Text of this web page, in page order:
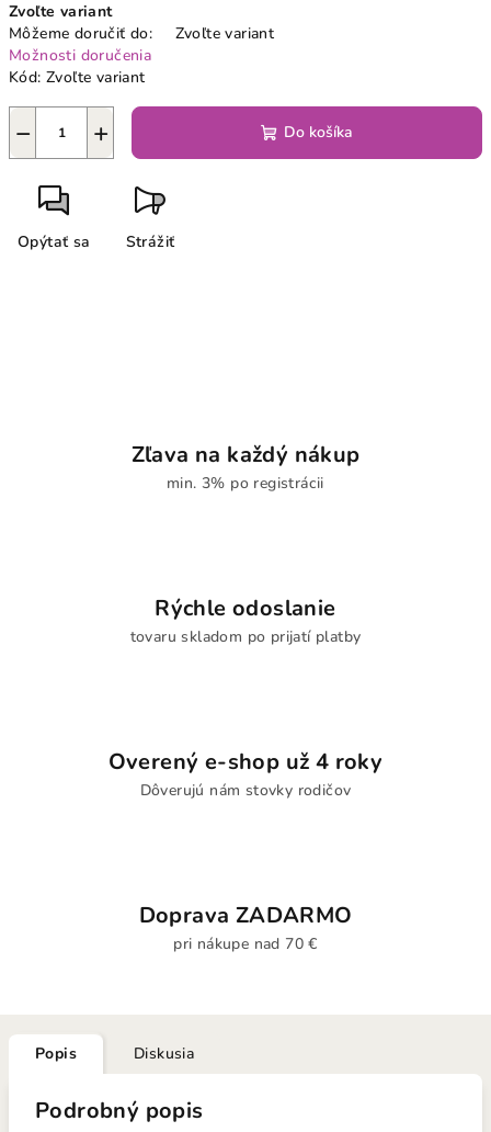
cena:
Zvoľte variant
Môžeme doručiť do:
Zvoľte variant
Možnosti doručenia
Kód: Zvoľte variant
+
− Do košíka
Opýtať sa Strážiť
Zľava na každý nákup
min. 3% po registrácii
Rýchle odoslanie
tovaru skladom po prijatí platby
Overený e-shop už 4 roky
Dôverujú nám stovky rodičov
Doprava ZADARMO
pri nákupe nad 70 €
Popis Diskusia
Podrobný popis